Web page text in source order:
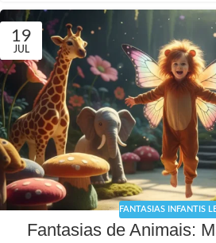
19
JUL
FANTASIAS INFANTIS
Fantasias de Animais: